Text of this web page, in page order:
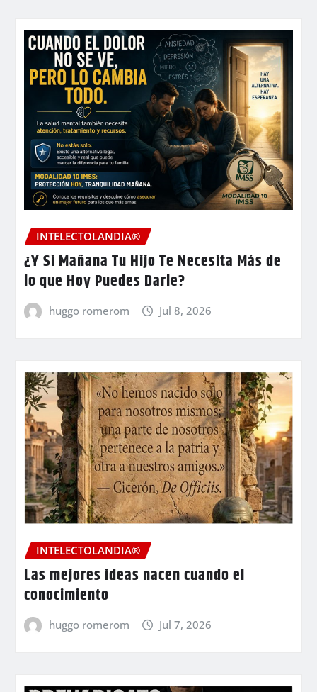
INTELECTOLANDIA®
¿Y Si Mañana Tu Hijo Te Necesita Más de
lo que Hoy Puedes Darle?
huggo romerom Jul 8, 2026
INTELECTOLANDIA®
Las mejores ideas nacen cuando el
conocimiento
huggo romerom Jul 7, 2026